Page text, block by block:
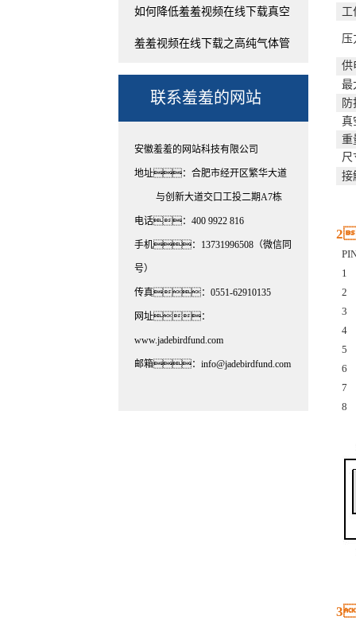
范：标准...
如何降低羞羞视频在线下载真空
系...
羞羞视频在线下载之高纯气体管
道...
联系羞羞的网站
安徽羞羞的网站科技有限公司
地址：合肥市经开区繁华大道
与创新大道交口工投二期A7栋
电话：400 9922 816
手机：13731996508（微信同
号）
传真：0551-62910135
网址：
www.jadebirdfund.com
邮箱：info@jadebirdfund.com
⼯
压
供
最
防
真
重
尺
接
1
2
3
4
5
6
7
8